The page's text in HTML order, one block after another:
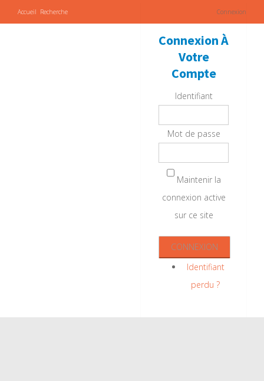
Accueil Recherche Connexion
Connexion À
Votre
Compte
Identifiant
Mot de passe
Maintenir la
connexion active
sur ce site
Identifiant
perdu ?